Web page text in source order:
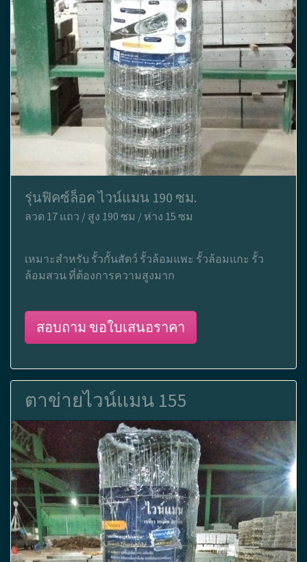
รุ่นฟิคซ์ล็อค ไวน์แมน 190 ซม.
ลวด 17 แถว / สูง 190 ซม / ห่าง 15 ซม
เหมาะสำหรับ รั้วกั้นสัตว์ รั้วล้อมแพะ รั้วล้อมแกะ รั้ว
ล้อมสวน ที่ต้องการความสูงมาก
สอบถาม ขอใบเสนอราคา
ตาข่ายไวน์แมน 155